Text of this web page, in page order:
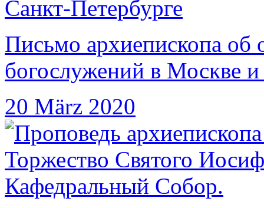
Письмо архиепископа об
богослужений в Москве
20 März 2020